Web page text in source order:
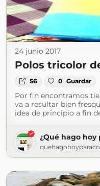
24 junio 2017
Polos tricolor
56 0 Guardar
Por fin encontramos
va a resultar bien
idea de principio a fin
¿Qué hago hoy